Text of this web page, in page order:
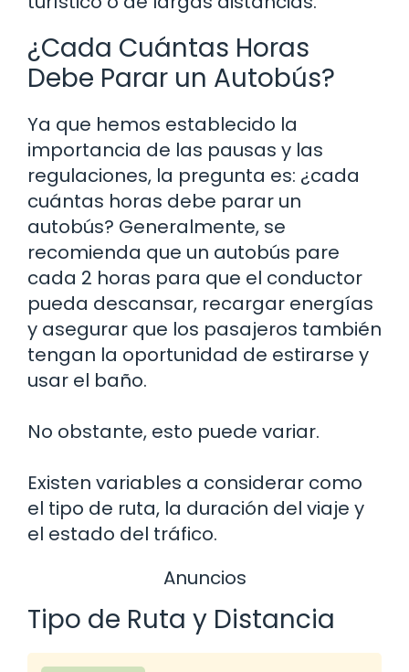
¿Cada Cuántas Horas
Debe Parar un Autobús?
Ya que hemos establecido la
importancia de las pausas y las
regulaciones, la pregunta es: ¿cada
cuántas horas debe parar un
autobús? Generalmente, se
recomienda que un autobús pare
cada 2 horas para que el conductor
pueda descansar, recargar energías
y asegurar que los pasajeros también
tengan la oportunidad de estirarse y
usar el baño.
No obstante, esto puede variar.
Existen variables a considerar como
el tipo de ruta, la duración del viaje y
el estado del tráfico.
Anuncios
Tipo de Ruta y Distancia